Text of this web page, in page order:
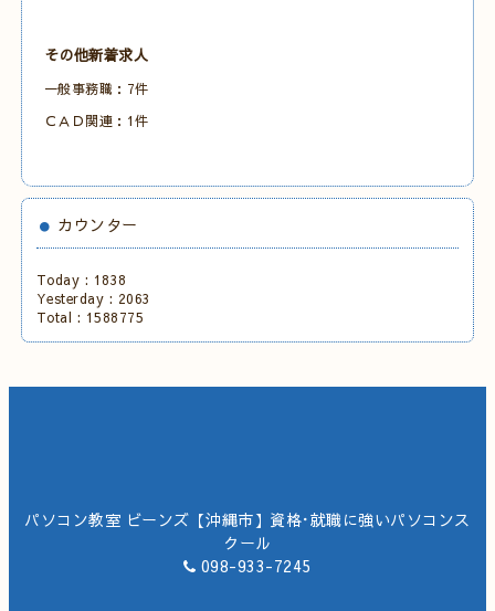
その他新着求人
一般事務職：7件
ＣＡＤ関連：1件
カウンター
Today : 1838
Yesterday : 2063
Total : 1588775
パソコン教室 ビーンズ【沖縄市】資格･就職に強いパソコンス
クール
098-933-7245